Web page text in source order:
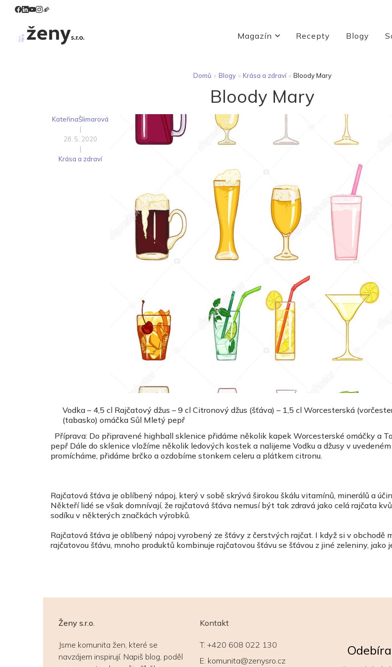
Magazín Recepty Blogy
Domů » Blogy » Krása a zdraví » Bloody Mary
Bloody Mary
KateřinaŠlimarová
|
28. 5. 2020
|
Krása a zdraví
Vodka – 4,5 cl Rajčatový džus – 9 cl Citronový džus (šťáva) – 1,5 cl Worcesterská
(tabasko) omáčka Sůl Mletý pepř
Příprava: Do připravené highball sklenice přidáme několik kapek Worcesterské omáčky a
pepř Dále do sklenice vložíme několik ledových kostek a nalijeme Vodku a džusy v
promícháme, přidáme brčko a ozdobíme stonkem celeru a plátkem citronu.
Rajčatová šťáva je oblíbený nápoj, který v sobě skrývá širokou škálu vitamínů, minerálů a
Někteří lidé se však domnívají, že rajčatová šťáva nemusí být tak zdravá jako celá rajčata
sodíku v některých značkách výrobků.
Rajčatová šťáva je oblíbený nápoj vyrobený ze šťávy z čerstvých rajčat. I když si v obchodě
rajčatovou šťávu, mnoho produktů kombinuje rajčatovou šťávu se šťávou z jiné zeleniny, jako
Ženy s.r.o.
Jsme komunita žen, které se
navzájem inspirují. Napiš blog, poděl
Kontakt
T: +420 608 022 130
E: komunita@zenysro.cz